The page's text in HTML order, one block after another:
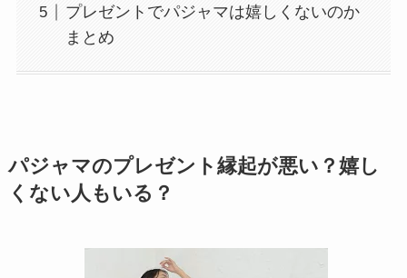
プレゼントでパジャマは嬉しくないのか
まとめ
パジャマのプレゼント縁起が悪い？嬉し
くない人もいる？